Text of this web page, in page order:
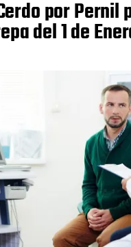
por Pernil
del 1 de